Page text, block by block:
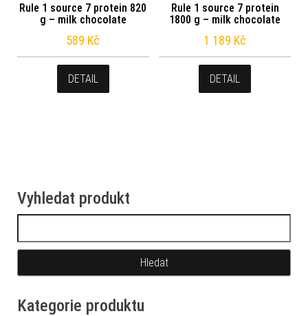
Rule 1 source 7 protein 820
g – milk chocolate
589 Kč
DETAIL
Rule 1 source 7 protein
1800 g – milk chocolate
1 189 Kč
DETAIL
Vyhledat produkt
Kategorie produktu